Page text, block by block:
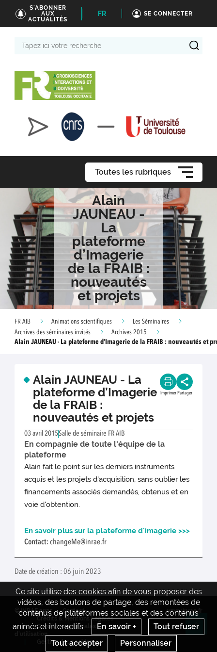
S'ABONNER
AUX
ACTUALITÉS
FR SE CONNECTER
Toutes les rubriques
Alain
JAUNEAU -
La
plateforme
d’Imagerie
de la FRAIB :
nouveautés
et projets
FR AIB Animations scientifiques
Les Séminaires
Archives des séminaires invités
Archives 2015
Alain JAUNEAU - La plateforme d’Imagerie de la FRAIB : nouveautés et
Alain JAUNEAU - La
plateforme d’Imagerie
de la FRAIB :
nouveautés et projets
Imprimer Partager
03 avril 2015Salle de séminaire FR AIB
En compagnie de toute l'équipe de la
plateforme
Alain fait le point sur les derniers instruments
acquis et les projets d'acquisition, sans oublier les
financements associés demandés, obtenus et en
voie d'obtention.
En savoir plus sur la plateforme d'imagerie >>>
Contact:changeMe@inrae.fr
Date de création : 06 juin 2023
Ce site utilise des cookies afin de vous proposer des
vidéos, des boutons de partage, des remontées de
contenus de plateformes sociales et des contenus
animés et interactifs.
En savoir +
Tout refuser
Tout accepter
Personnaliser
© INRAE 2025
Contact
Crédits & Mentions Légales
Conditions générales
d'utilisation
Gestion des cookies
www.inrae.fr